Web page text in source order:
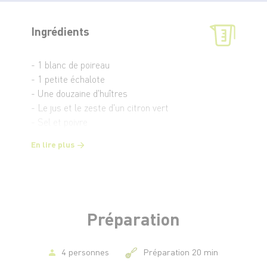
Ingrédients
- 1 blanc de poireau
- 1 petite échalote
- Une douzaine d'huîtres
- Le jus et le zeste d'un citron vert
En lire plus
Préparation
4 personnes Préparation 20 min